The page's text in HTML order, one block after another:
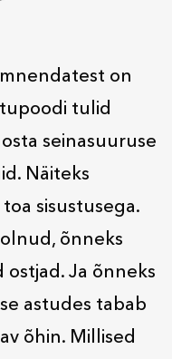
on
tulid
seinasuuruse
Näiteks
sisustusega.
õnneks
ostjad. Ja õnneks
astudes tabab
õhin. Millised